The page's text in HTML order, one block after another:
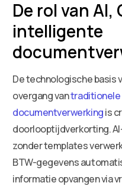
De rol van AI,
intelligente
De technologische basis
overgang vantraditionele
documentverwerkingis
doorlooptijdverkorting.
zonder templates
BTW-gegevens
informatie opvangen via